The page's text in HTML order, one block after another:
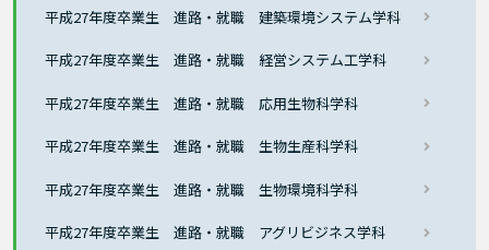
平成27年度卒業生 進路・就職 建築環境システム学科
平成27年度卒業生 進路・就職 経営システム工学科
平成27年度卒業生 進路・就職 応用生物科学科
平成27年度卒業生 進路・就職 生物生産科学科
平成27年度卒業生 進路・就職 生物環境科学科
平成27年度卒業生 進路・就職 アグリビジネス学科